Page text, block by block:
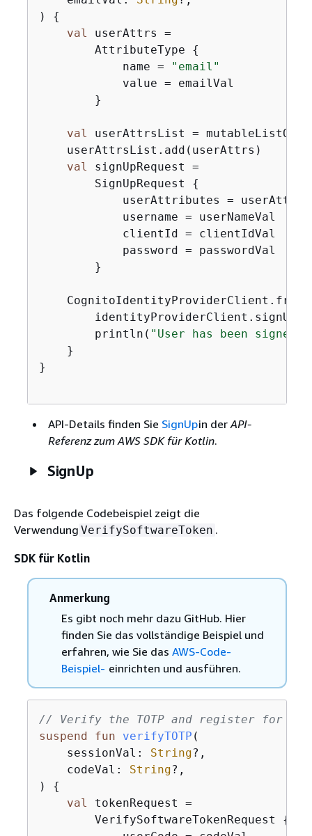
)
{
val
userAttrs =
        AttributeType
{
            name =
"email"
            value = emailVal
        }
val
userAttrsList =
    userAttrsList.add(userAttrs)
val
signUpRequest =
        SignUpRequest
{
userAttributes =
            username = userNameVal
            clientId = clientIdVal
            password = passwordVal
        }
        println(
"User has been signed
    }
}
API-Details finden Sie SignUpin derAPI-
Referenz zum AWS SDK für Kotlin.
SignUp
Das folgende Codebeispiel zeigt die
Verwendung VerifySoftwareToken .
SDK für Kotlin
Anmerkung
Es gibt noch mehr dazu GitHub. Hier
finden Sie das vollständige Beispiel und
erfahren, wie Sie das AWS-Code-
Beispiel- einrichten und ausführen.
// Verify the TOTP and register for
suspend
fun verifyTOTP (
    sessionVal:
String?,
    codeVal:
String?,
)
{
val
tokenRequest =
        VerifySoftwareTokenRequest
{